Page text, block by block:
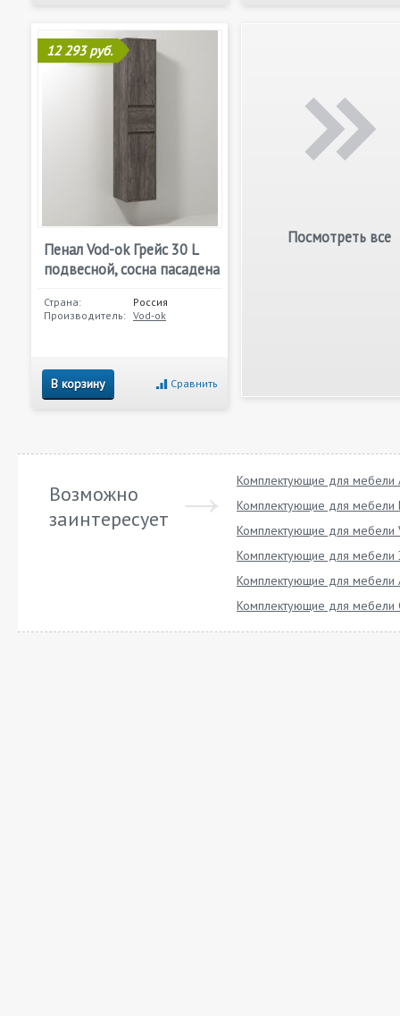
12 293 руб.
Пенал Vod-ok Грейс 30 L
подвесной, сосна пасадена
Страна:
Россия
Производитель: Vod-ok
В корзину Сравнить
Посмотреть все
Возможно
заинтересует
Комплектующие для мебели
Комплектующие для мебели
Комплектующие для мебели
Комплектующие для мебели
Комплектующие для мебели
Комплектующие для мебели